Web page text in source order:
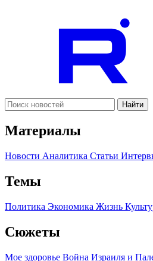
Найти
Материалы
Новости Аналитика Статьи
Темы
Политика Экономика Жизнь
Сюжеты
Мое здоровье Война Израиля и